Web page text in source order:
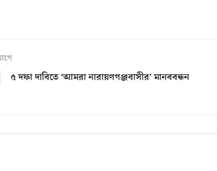
৫ দফা দাবিতে ‘আমরা নারায়ণগঞ্জবাসীর’ মানববন্ধন